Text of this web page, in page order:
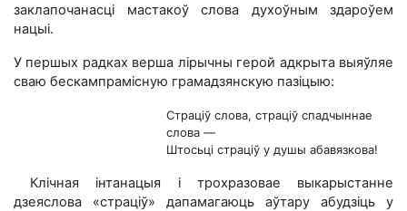
заклапочанасці мастакоў слова духоўным здароўем
нацыі.
У першых радках верша лірычны герой адкрыта выяўляе
сваю бескампрамісную грамадзянскую пазіцыю:
Страціў слова, страціў спадчыннае
слова —
Штосьці страціў у душы абавязкова!
Клічная інтанацыя і трохразовае выкарыстанне
дзеяслова «страціў» дапамагаюць аўтару абудзіць у